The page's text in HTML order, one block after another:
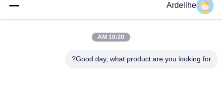
Ardellhe
10:20 AM
Good day, what product are you looking for?